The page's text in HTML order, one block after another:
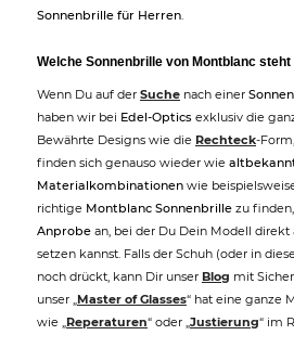
Sonnenbrille für Herren.
Welche Sonnenbrille von Montblanc
Wenn Du auf der Suche nach einer
haben wir bei Edel-Optics exklusiv die
Bewährte Designs wie die Rechteck-
finden sich genauso wieder wie
Materialkombinationen wie
richtige Montblanc Sonnenbrille zu
Anprobe an, bei der Du Dein Modell direkt
setzen kannst. Falls der Schuh (oder in
noch drückt, kann Dir unser Blog mit
unser „Master of Glasses“ hat eine ganze
wie „Reperaturen“ oder „Justierung“ im